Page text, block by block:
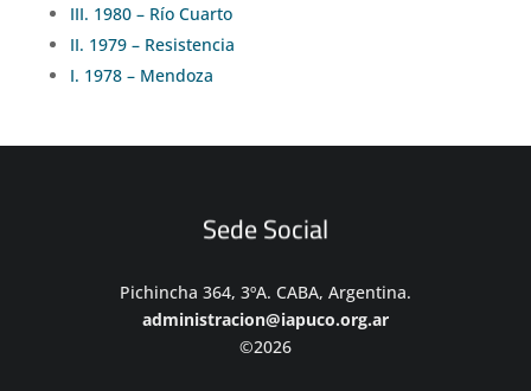
III. 1980 – Río Cuarto
II. 1979 – Resistencia
I. 1978 – Mendoza
Sede Social
Pichincha 364, 3ºA. CABA, Argentina.
administracion@iapuco.org.ar
©2026